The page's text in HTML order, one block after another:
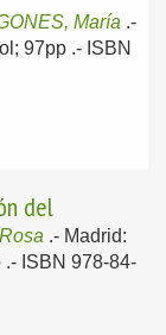
María .-
97pp .- ISBN
del
.- Madrid:
.- ISBN 978-84-